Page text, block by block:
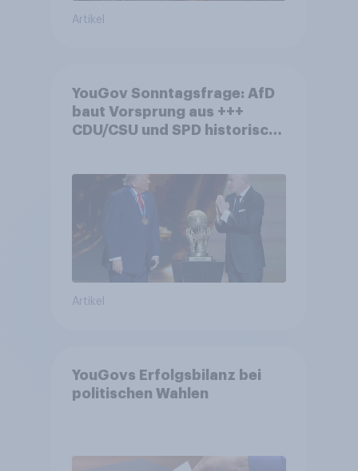
Artikel
YouGov Sonntagsfrage: AfD
baut Vorsprung aus +++
CDU/CSU und SPD historisch
Fußball-WM ohne Politik
Artikel
YouGovs Erfolgsbilanz bei
politischen Wahlen